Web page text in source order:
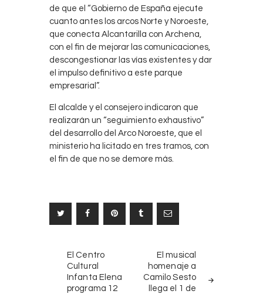
de que el “Gobierno de España ejecute
cuanto antes los arcos Norte y Noroeste,
que conecta Alcantarilla con Archena,
con el fin de mejorar las comunicaciones,
descongestionar las vías existentes y dar
el impulso definitivo a este parque
empresarial”.
El alcalde y el consejero indicaron que
realizarán un “seguimiento exhaustivo”
del desarrollo del Arco Noroeste, que el
ministerio ha licitado en tres tramos, con
el fin de que no se demore más.
Navegación
entradas
NOTICIAS
ANTERIORES
El Centro
Cultural
Infanta Elena
programa 12
El musical
homenaje a
Camilo Sesto
llega el 1 de